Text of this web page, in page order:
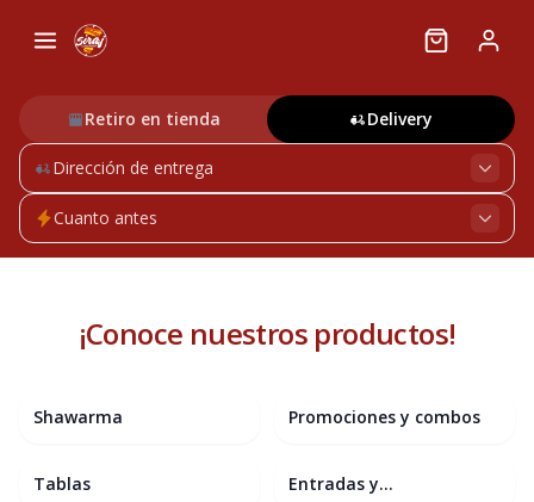
Retiro en tienda Delivery
Dirección de entrega
Cuanto antes
¡Conoce nuestros productos!
Shawarma Promociones y combos
Tablas
Entradas y